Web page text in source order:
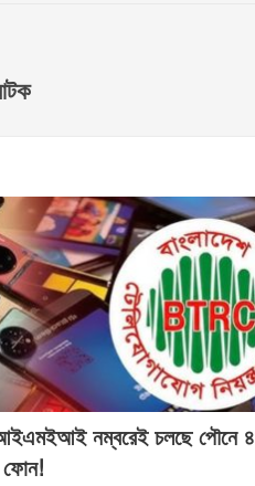
নম্বরেই চলছে পৌনে ৪
ফোন!